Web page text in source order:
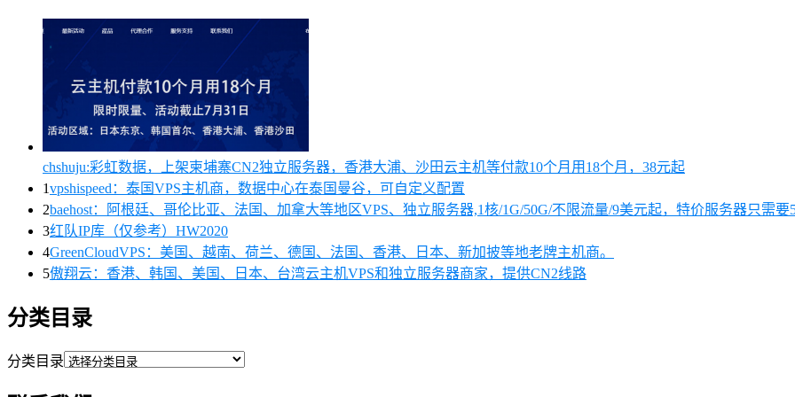
chshuju:彩虹数据，上架柬埔寨CN2独立服务器，香港大浦、沙田云主机等付款10个月用18个月，38元起
1vpshispeed：泰国VPS主机商，数据中心在泰国曼谷，可自定义配置
2baehost：阿根廷、哥伦比亚、法国、加拿大等地区VPS、独立服务器,1核/1G/50G/不限流量/9美元起，特价服务器只需要
3红队IP库（仅参考）HW2020
4GreenCloudVPS：美国、越南、荷兰、德国、法国、香港、日本、新加披等地老牌主机商。
5傲翔云：香港、韩国、美国、日本、台湾云主机VPS和独立服务器商家，提供CN2线路
分类目录
分类目录